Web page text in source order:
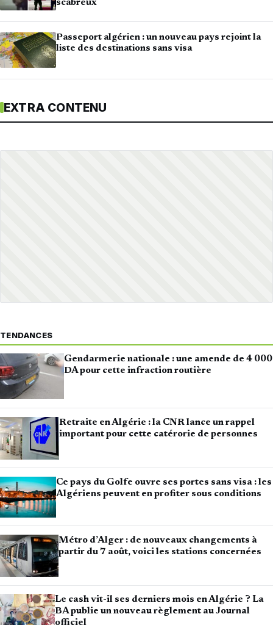
scabreux
Passeport algérien : un nouveau pays rejoint la
liste des destinations sans visa
EXTRA CONTENU
TENDANCES
Gendarmerie nationale : une amende de 4 000
DA pour cette infraction routière
Retraite en Algérie : la CNR lance un rappel
important pour cette catérorie de personnes
Ce pays du Golfe ouvre ses portes sans visa : les
Algériens peuvent en profiter sous conditions
Métro d’Alger : de nouveaux changements à
partir du 7 août, voici les stations concernées
Le cash vit-il ses derniers mois en Algérie ? La
BA publie un nouveau règlement au Journal
officiel